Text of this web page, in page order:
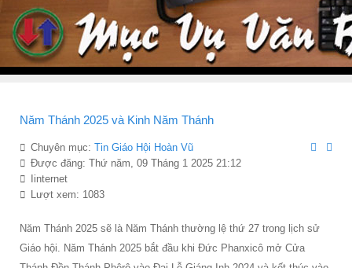
Năm Thánh 2025 và Kinh Năm Thánh
Chuyên mục: Tin Giáo Hội Hoàn Vũ
Được đăng: Thứ năm, 09 Tháng 1 2025 21:12
Iinternet
Lượt xem: 1083
Năm Thánh 2025 sẽ là Năm Thánh thường lệ thứ 27 trong lịch sử
Giáo hội. Năm Thánh 2025 bắt đầu khi Đức Phanxicô mở Cửa